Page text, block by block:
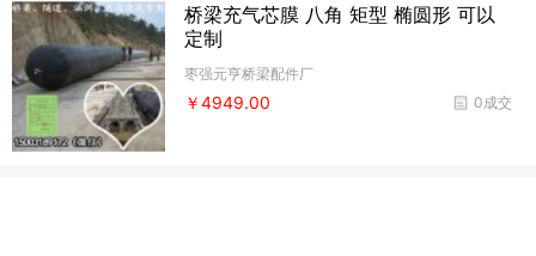
桥梁充气芯膜 八角 矩型 椭圆形 可以
定制
枣强元亨桥梁配件厂
0成交
￥4949.00